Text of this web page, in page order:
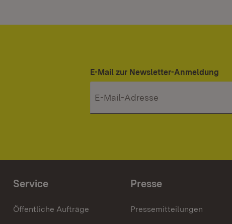
E-Mail zur Newsletter-Anmeldung
Service
Öffentliche Aufträge
Presse
Pressemitteilungen